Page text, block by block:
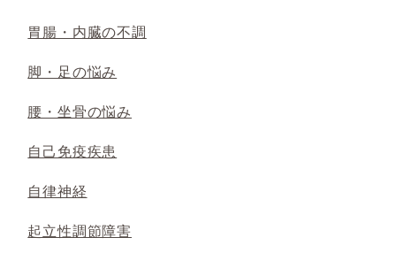
胃腸・内臓の不調
脚・足の悩み
腰・坐骨の悩み
自己免疫疾患
自律神経
起立性調節障害